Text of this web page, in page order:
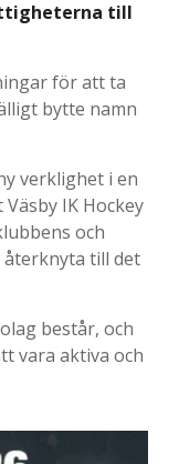
till
för att ta
bytte namn
verklighet i en
IK Hockey
och
återknyta till det
består, och
vara aktiva och